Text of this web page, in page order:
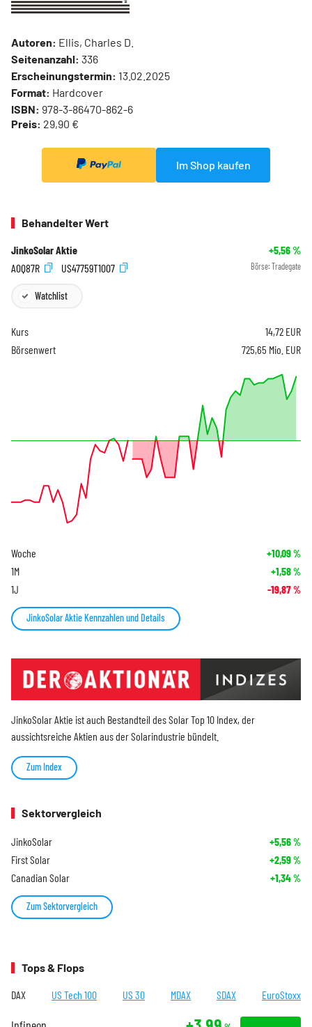
Autoren: Ellis, Charles D.
Seitenanzahl: 336
Erscheinungstermin: 13.02.2025
Format: Hardcover
ISBN: 978-3-86470-862-6
Preis: 29,90 €
Im Shop kaufen
Behandelter Wert
JinkoSolar Aktie +5,56%
A0Q87R
US47759T1007 Börse: Tradegate
Watchlist
Kurs 14,72 EUR
Börsenwert
725,65 Mio. EUR
Woche +10,09%
1M +1,58%
1J -19,87%
JinkoSolar Aktie Kennzahlen und Details
JinkoSolar Aktie ist auch Bestandteil des Solar Top 10 Index, der
aussichtsreiche Aktien aus der Solarindustrie bündelt.
Zum Index
Sektorvergleich
JinkoSolar +5,56%
First Solar +2,59%
Canadian Solar +1,34%
Zum Sektorvergleich
Tops & Flops
DAX US Tech 100 US 30 MDAX SDAX EuroStoxx